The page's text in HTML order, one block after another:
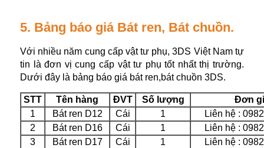
5. Bảng báo giá Bát ren, Bát chuồn.
Với nhiều năm cung cấp vật tư phụ, 3DS Việt Nam tự
tin là đơn vị cung cấp vật tư phụ tốt nhất thị trường.
Dưới đây là bảng báo giá bát ren,bát chuồn 3DS.
STT Tên hàng ĐVT Số lượng
Đơn
1
Bát ren D12 Cái 1
Liên hệ :
2
Bát ren D16 Cái 1
Liên hệ :
3
Bát ren D17 Cái 1 Liên hệ :